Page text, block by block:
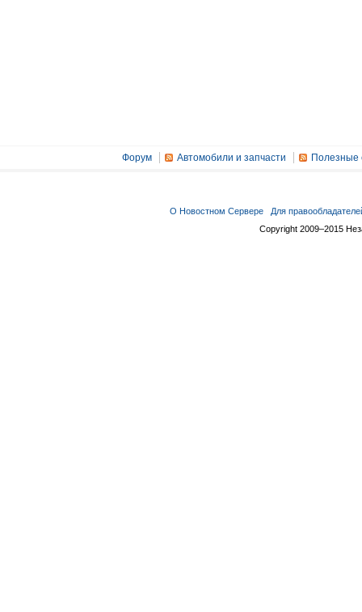
Форум Автомобили и запчасти Полезные
О Новостном Сервере
Для
Copyright 2009–2015